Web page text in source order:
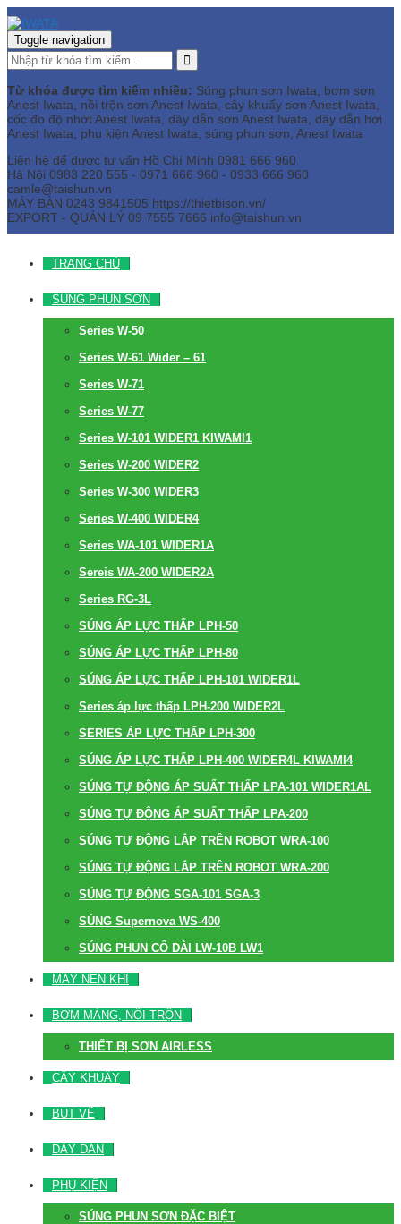
Toggle navigation
Từ khóa được tìm kiếm nhiều: Súng phun sơn Iwata, bơm sơn
Anest Iwata, nồi trộn sơn Anest Iwata, cây khuấy sơn Anest Iwata,
cốc đo độ nhớt Anest Iwata, dây dẫn sơn Anest Iwata, dây dẫn hơi
Anest Iwata, phụ kiện Anest Iwata, súng phun sơn, Anest Iwata
Liên hệ để được tư vấn Hồ Chí Minh 0981 666 960
Hà Nội 0983 220 555 - 0971 666 960 - 0933 666 960
camle@taishun.vn
MÁY BÀN 0243 9841505 https://thietbison.vn/
EXPORT - QUẢN LÝ 09 7555 7666 info@taishun.vn
TRANG CHỦ
SÚNG PHUN SƠN
Series W-50
Series W-61 Wider – 61
Series W-71
Series W-77
Series W-101 WIDER1 KIWAMI1
Series W-200 WIDER2
Series W-300 WIDER3
Series W-400 WIDER4
Series WA-101 WIDER1A
Sereis WA-200 WIDER2A
Series RG-3L
SÚNG ÁP LỰC THẤP LPH-50
SÚNG ÁP LỰC THẤP LPH-80
SÚNG ÁP LỰC THẤP LPH-101 WIDER1L
Series áp lực thấp LPH-200 WIDER2L
SERIES ÁP LỰC THẤP LPH-300
SÚNG ÁP LỰC THẤP LPH-400 WIDER4L KIWAMI4
SÚNG TỰ ĐỘNG ÁP SUẤT THẤP LPA-101 WIDER1AL
SÚNG TỰ ĐỘNG ÁP SUẤT THẤP LPA-200
SÚNG TỰ ĐỘNG LẮP TRÊN ROBOT WRA-100
SÚNG TỰ ĐỘNG LẮP TRÊN ROBOT WRA-200
SÚNG TỰ ĐỘNG SGA-101 SGA-3
SÚNG Supernova WS-400
SÚNG PHUN CỔ DÀI LW-10B LW1
MÁY NÉN KHÍ
BƠM MÀNG, NỒI TRỘN
THIẾT BỊ SƠN AIRLESS
CÂY KHUẤY
BÚT VẼ
DÂY DẪN
PHỤ KIỆN
SÚNG PHUN SƠN ĐẶC BIỆT